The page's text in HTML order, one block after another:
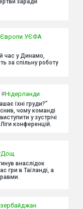
заради
Європи УЄФА
час у Динамо,
за спільну роботу
#Нідерланди
їхні груди?"
чому команді
у зустрічі
конференцій.
Дощ
внаслідок
гри в Таїланді, а